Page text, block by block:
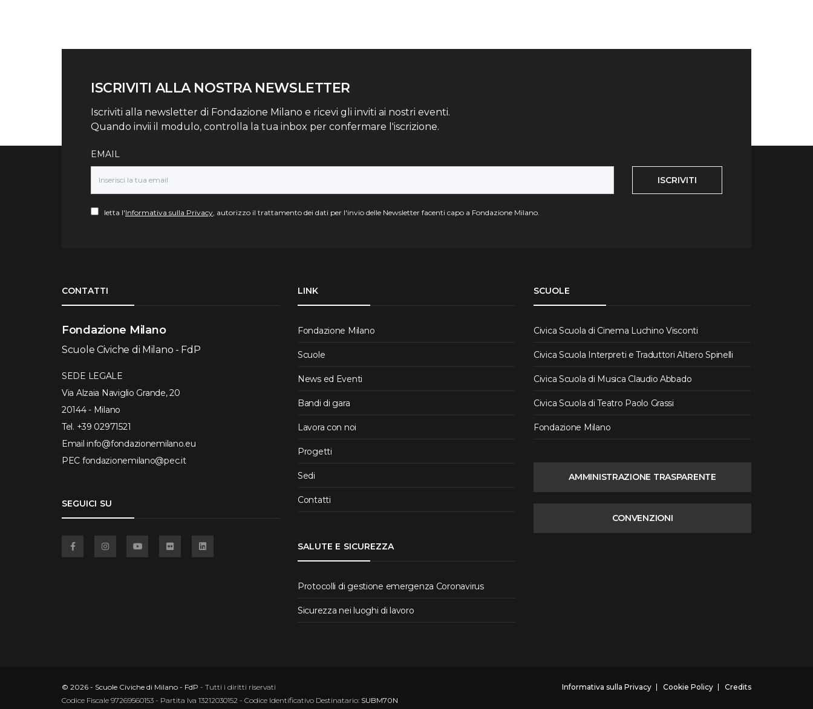
ISCRIVITI ALLA NOSTRA NEWSLETTER
Iscriviti alla newsletter di Fondazione Milano e ricevi gli inviti ai nostri eventi.
Quando invii il modulo, controlla la tua inbox per confermare l'iscrizione.
EMAIL
ISCRIVITI
letta l'Informativa sulla Privacy , autorizzo il trattamento dei dati per l'invio delle Newsletter facenti capo a Fondazione Milano.
CONTATTI
Fondazione Milano
Scuole Civiche di Milano - FdP
SEDE LEGALE
Via Alzaia Naviglio Grande, 20
20144 - Milano
Tel. +39 02971521
Email info@fondazionemilano.eu
PEC fondazionemilano@pec.it
SEGUICI SU
LINK
Fondazione Milano
Scuole
News ed Eventi
Bandi di gara
Lavora con noi
Progetti
Sedi
Contatti
SALUTE E SICUREZZA
Protocolli di gestione emergenza Coronavirus
Sicurezza nei luoghi di lavoro
SCUOLE
Civica Scuola di Cinema Luchino Visconti
Civica Scuola Interpreti e Traduttori Altiero Spinelli
Civica Scuola di Musica Claudio Abbado
Civica Scuola di Teatro Paolo Grassi
Fondazione Milano
AMMINISTRAZIONE TRASPARENTE
CONVENZIONI
© 2026 - Scuole Civiche di Milano - FdP - Tutti i diritti riservati
Codice Fiscale 97269560153 - Partita Iva 13212030152 - Codice Identificativo Destinatario: SUBM70N
Informativa sulla Privacy Cookie Policy Credits